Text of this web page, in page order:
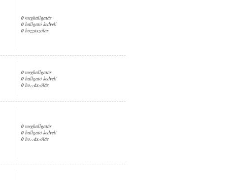
0 meghallgatás
0 hallgató kedveli
0 hozzászólás
0 meghallgatás
0 hallgató kedveli
0 hozzászólás
0 meghallgatás
0 hallgató kedveli
0 hozzászólás